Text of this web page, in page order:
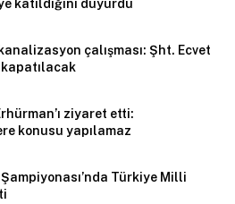
katıldığını duyurdu
çalışması: Şht. Ecvet
ziyaret etti:
konusu yapılamaz
Türkiye Milli